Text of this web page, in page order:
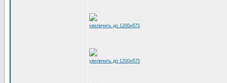
увеличить до 1200x675
увеличить до 1200x675